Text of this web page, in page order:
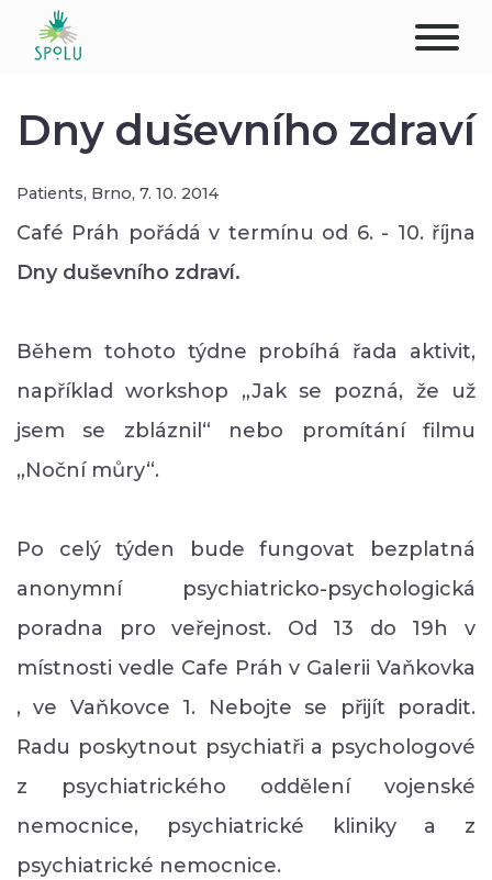
DONATE
PLACES
PROFESSIONALS
STUDENTS
Dny duševního zdraví
Patients, Brno, 7. 10. 2014
Café Práh pořádá v termínu od 6. - 10. října
Dny duševního zdraví.
Během tohoto týdne probíhá řada aktivit,
například workshop „Jak se pozná, že už
jsem se zbláznil“ nebo promítání filmu
„Noční můry“.
Po celý týden bude fungovat bezplatná
anonymní psychiatricko-psychologická
poradna pro veřejnost. Od 13 do 19h v
místnosti vedle Cafe Práh v Galerii Vaňkovka
, ve Vaňkovce 1. Nebojte se přijít poradit.
Radu poskytnout psychiatři a psychologové
z psychiatrického oddělení vojenské
nemocnice, psychiatrické kliniky a z
psychiatrické nemocnice.